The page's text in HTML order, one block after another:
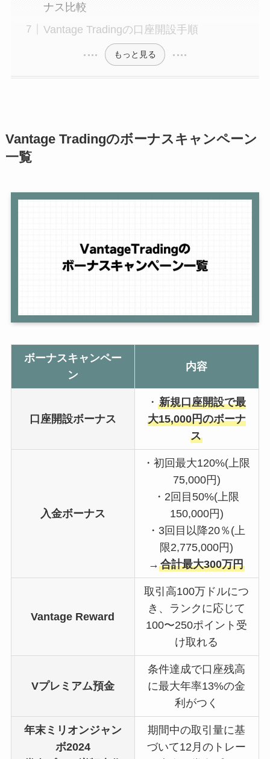
ナス比較
Vantage Tradingの口座開設手順
もっと見る
Vantage Tradingのボーナスキャンペーン
一覧
ボーナスキャンペー
ン
内容
口座開設ボーナス
・新規口座開設で最
大15,000円のボーナ
ス
入金ボーナス
・初回最大120%(上限
75,000円)
・2回目50%(上限
150,000円)
・3回目以降20％(上
限2,775,000円)
→合計最大300万円
Vantage Reward
取引高100万ドルにつ
き、ランクに応じて
100〜250ポイント受
け取れる
Vプレミアム預金
条件達成で口座残高
に最大年率13%の金
利がつく
年末ミリオンジャン
ボ2024
期間中の取引量に基
づいて12月のトレー